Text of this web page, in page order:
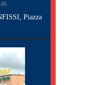
Piazza